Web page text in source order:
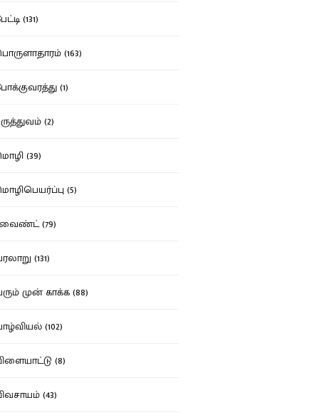
(131)
(163)
(1)
(2)
(39)
(5)
(79)
(131)
முன் காக்க (88)
(102)
(8)
(43)